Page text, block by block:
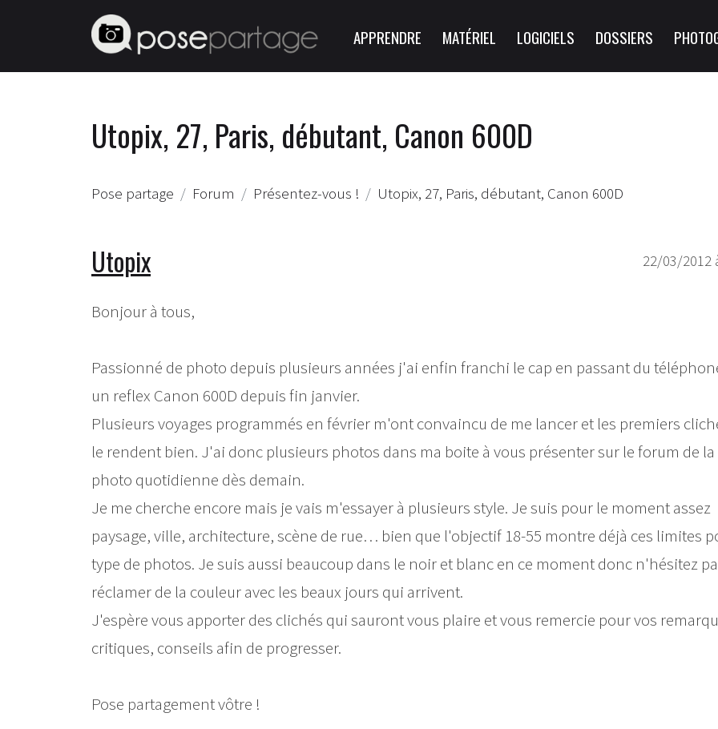
APPRENDRE MATÉRIEL LOGICIELS DOSSIERS
Utopix, 27, Paris, débutant, Canon 600D
Pose partage Forum Présentez-vous ! Utopix, 27, Paris, débutant, Canon 600D
22/03/2012
Utopix
Bonjour à tous,
Passionné de photo depuis plusieurs années j'ai enfin franchi le cap en passant du
un reflex Canon 600D depuis fin janvier.
Plusieurs voyages programmés en février m'ont convaincu de me lancer et les premiers
le rendent bien. J'ai donc plusieurs photos dans ma boite à vous présenter sur le forum de la
photo quotidienne dès demain.
Je me cherche encore mais je vais m'essayer à plusieurs style. Je suis pour le moment assez
paysage, ville, architecture, scène de rue… bien que l'objectif 18-55 montre déjà ces limites
type de photos. Je suis aussi beaucoup dans le noir et blanc en ce moment donc n'hésitez
réclamer de la couleur avec les beaux jours qui arrivent.
J'espère vous apporter des clichés qui sauront vous plaire et vous remercie pour vos
critiques, conseils afin de progresser.
Pose partagement vôtre !